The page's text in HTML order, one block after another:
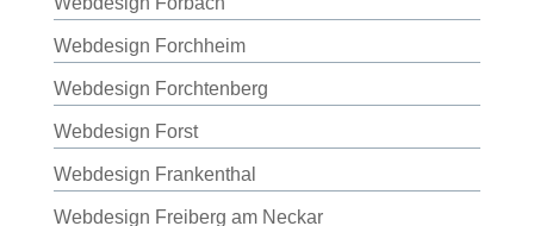
Webdesign Forchheim
Webdesign Forchtenberg
Webdesign Forst
Webdesign Frankenthal
Webdesign Freiberg am Neckar